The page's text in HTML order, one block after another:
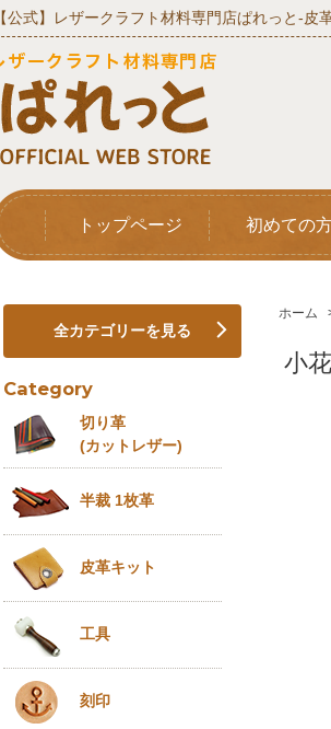
【公式】レザークラフト材料専門店ぱれっと‐皮
トップページ 初めての
ホーム
小
全カテゴリーを見る
Category
切り革
(カットレザー)
半裁 1枚革
皮革キット
工具
刻印